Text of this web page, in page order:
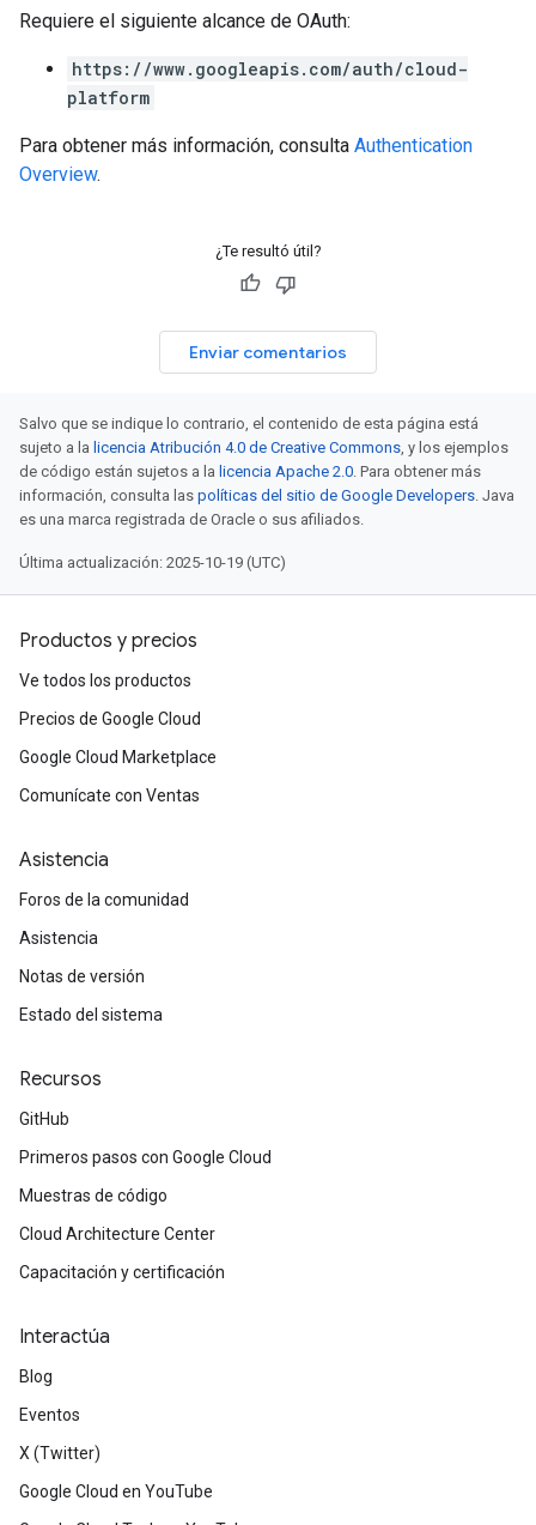
Requiere el siguiente alcance de OAuth:
https://www.googleapis.com/auth/cloud-
platform
Para obtener más información, consulta Authentication
Overview.
¿Te resultó útil?
Enviar comentarios
Salvo que se indique lo contrario, el contenido de esta página está
sujeto a la licencia Atribución 4.0 de Creative Commons, y los ejemplos
de código están sujetos a la licencia Apache 2.0. Para obtener más
información, consulta las políticas del sitio de Google Developers. Java
es una marca registrada de Oracle o sus afiliados.
Última actualización: 2025-10-19 (UTC)
Productos y precios
Ve todos los productos
Precios de Google Cloud
Google Cloud Marketplace
Comunícate con Ventas
Asistencia
Foros de la comunidad
Asistencia
Notas de versión
Estado del sistema
Recursos
GitHub
Primeros pasos con Google Cloud
Muestras de código
Cloud Architecture Center
Capacitación y certificación
Interactúa
Blog
Eventos
X (Twitter)
Google Cloud en YouTube